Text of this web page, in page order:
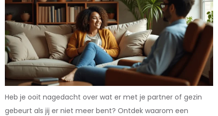
Heb je ooit nagedacht over wat er met je partner of gezin
gebeurt als jij er niet meer bent? Ontdek waarom een